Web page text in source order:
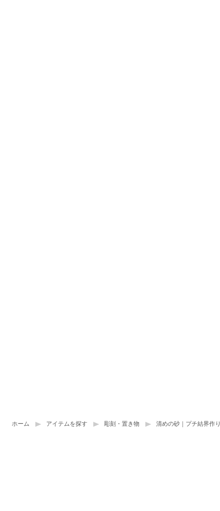
ホーム アイテムを探す 彫刻・置き物 清めの砂｜プチ結界作